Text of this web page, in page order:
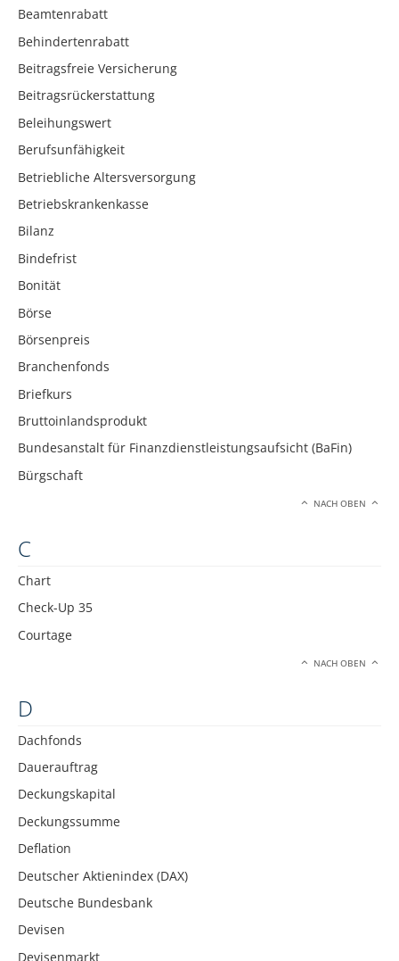
Beamtenrabatt
Behindertenrabatt
Beitragsfreie Versicherung
Beitragsrückerstattung
Beleihungswert
Berufsunfähigkeit
Betriebliche Altersversorgung
Betriebskrankenkasse
Bilanz
Bindefrist
Bonität
Börse
Börsenpreis
Branchenfonds
Briefkurs
Bruttoinlandsprodukt
Bundesanstalt für Finanzdienstleistungsaufsicht (BaFin)
Bürgschaft
NACH OBEN
C
Chart
Check-Up 35
Courtage
NACH OBEN
D
Dachfonds
Dauerauftrag
Deckungskapital
Deckungssumme
Deflation
Deutscher Aktienindex (DAX)
Deutsche Bundesbank
Devisen
Devisenmarkt